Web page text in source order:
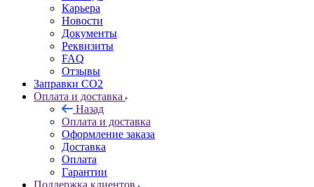
Карьера
Новости
Документы
Реквизиты
FAQ
Отзывы
Заправки CO2
Оплата и доставка
Назад
Оплата и доставка
Оформление заказа
Доставка
Оплата
Гарантии
Поддержка клиентов